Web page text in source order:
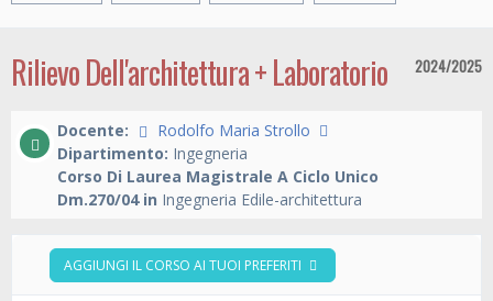
Rilievo Dell'architettura + Laboratorio 2024/2025
Docente:
Rodolfo Maria Strollo
Dipartimento: Ingegneria
Corso Di Laurea Magistrale A Ciclo Unico
Dm.270/04 in Ingegneria Edile-architettura
AGGIUNGI IL CORSO AI TUOI PREFERITI